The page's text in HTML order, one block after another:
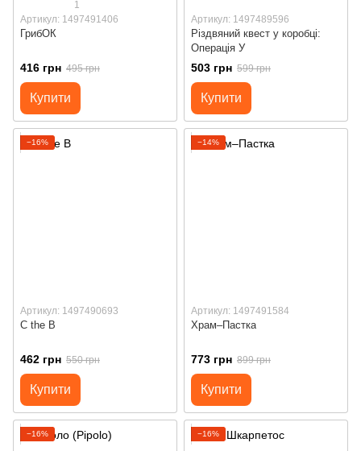
1
Артикул: 1497491406
ГрибОК
416 грн 495 грн
Купити
Артикул: 1497489596
Різдвяний квест у коробці:
Операція У
503 грн 599 грн
Купити
−16%
Артикул: 1497490693
C the B
462 грн 550 грн
Купити
−14%
Артикул: 1497491584
Храм–Пастка
773 грн 899 грн
Купити
−16% −16%